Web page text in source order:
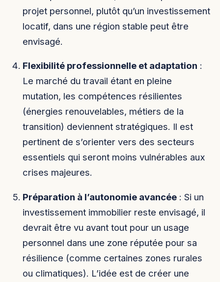
projet personnel, plutôt qu’un investissement
locatif, dans une région stable peut être
envisagé.
Flexibilité professionnelle et adaptation :
Le marché du travail étant en pleine
mutation, les compétences résilientes
(énergies renouvelables, métiers de la
transition) deviennent stratégiques. Il est
pertinent de s’orienter vers des secteurs
essentiels qui seront moins vulnérables aux
crises majeures.
Préparation à l’autonomie avancée: Si un
investissement immobilier reste envisagé, il
devrait être vu avant tout pour un usage
personnel dans une zone réputée pour sa
résilience (comme certaines zones rurales
ou climatiques). L’idée est de créer une